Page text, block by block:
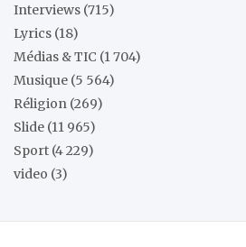
Interviews (715)
Lyrics (18)
Médias & TIC (1 704)
Musique (5 564)
Réligion (269)
Slide (11 965)
Sport (4 229)
video (3)